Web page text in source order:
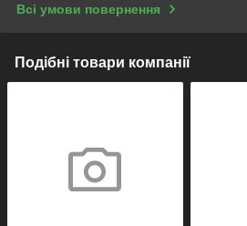
Всі умови повернення
Подібні товари компанії